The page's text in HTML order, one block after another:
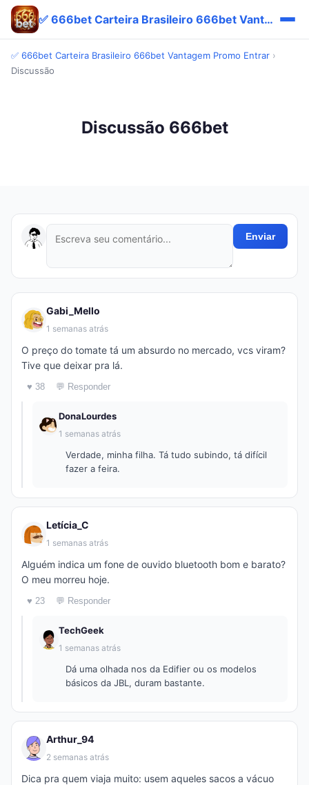
✅ 666bet Carteira Brasileiro 666bet Vantagem Promo Entrar
✅ 666bet Carteira Brasileiro 666bet Vantagem Promo Entrar ›
Discussão
Discussão 666bet
Enviar
Gabi_Mello
1 semanas atrás
O preço do tomate tá um absurdo no mercado, vcs viram?
Tive que deixar pra lá.
♥ 38 💬 Responder
DonaLourdes
1 semanas atrás
Verdade, minha filha. Tá tudo subindo, tá difícil
fazer a feira.
Letícia_C
1 semanas atrás
Alguém indica um fone de ouvido bluetooth bom e barato?
O meu morreu hoje.
♥ 23 💬 Responder
TechGeek
1 semanas atrás
Dá uma olhada nos da Edifier ou os modelos
básicos da JBL, duram bastante.
Arthur_94
2 semanas atrás
Dica pra quem viaja muito: usem aqueles sacos a vácuo